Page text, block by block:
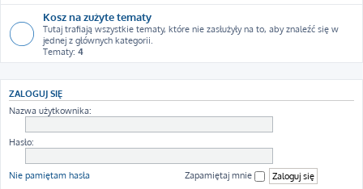
Kosz na zużyte tematy
Tutaj trafiają wszystkie tematy, które nie zasłużyły na to, aby znaleźć się w
jednej z głównych kategorii.
Tematy: 4
ZALOGUJ SIĘ
Nazwa użytkownika:
Hasło:
Nie pamiętam hasła Zapamiętaj mnie